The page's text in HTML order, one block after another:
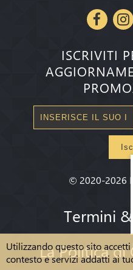
Utilizzando questo sito
contesto e servizi addatti ai
ISCRIVITI
© 2020-2026
Termini
La Politica di